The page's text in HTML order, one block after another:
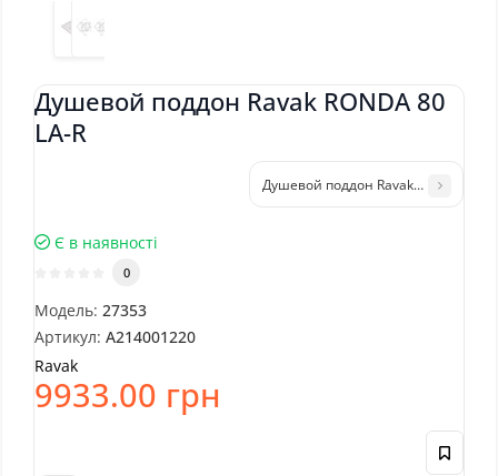
Душевой поддон Ravak RONDA 80
LA-R
Душевой поддон Ravak ELIPSO 80 LA
Є в наявності
0
Модель: 27353
Артикул: A214001220
Ravak
9933.00 грн